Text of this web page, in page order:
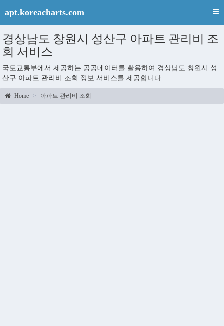
apt.koreacharts.com
경상남도 창원시 성산구 아파트 관리비 조
회 서비스
국토교통부에서 제공하는 공공데이터를 활용하여 경상남도 창원시 성
산구 아파트 관리비 조회 정보 서비스를 제공합니다.
Home 아파트 관리비 조회